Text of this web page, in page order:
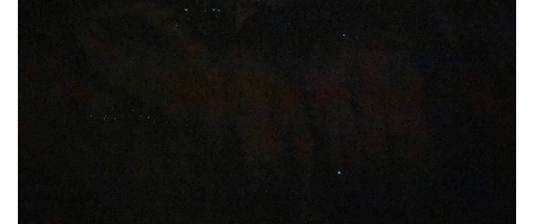
observer ces petits points bleus, c’est magique.